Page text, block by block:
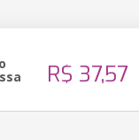
R$ 37,57